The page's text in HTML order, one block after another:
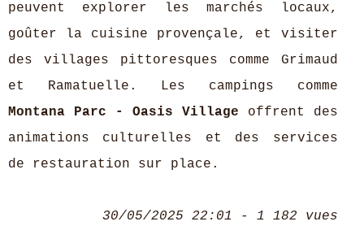
peuvent explorer les marchés locaux,
goûter la cuisine provençale, et visiter
des villages pittoresques comme Grimaud
et Ramatuelle. Les campings comme
Montana Parc - Oasis Village offrent des
animations culturelles et des services
de restauration sur place.
30/05/2025 22:01 - 1 182 vues